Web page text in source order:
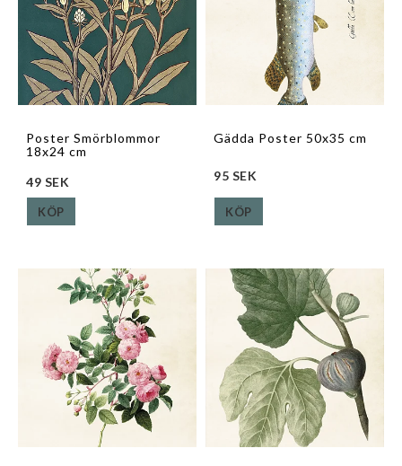
Poster Smörblommor
18x24 cm
49 SEK
KÖP
Gädda Poster 50x35 cm
95 SEK
KÖP